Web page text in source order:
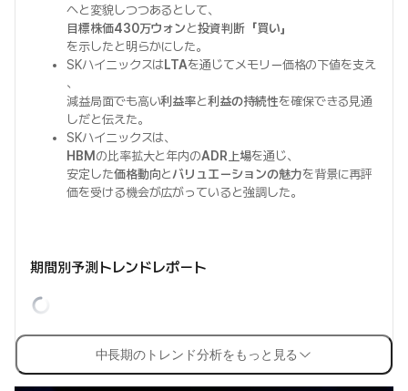
へと変貌しつつあるとして、
目標株価430万ウォンと投資判断「買い」
を示したと明らかにした。
SKハイニックスはLTAを通じてメモリー価格の下値を支え
、
減益局面でも高い利益率と利益の持続性を確保できる見通
しだと伝えた。
SKハイニックスは、
HBM の比率拡大と年内のADR上場を通じ、
安定した価格動向とバリュエーションの魅力を背景に再評
価を受ける機会が広がっていると強調した。
期間別予測トレンドレポート
中長期のトレンド分析をもっと見る